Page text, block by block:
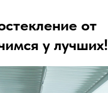
от
у лучших!